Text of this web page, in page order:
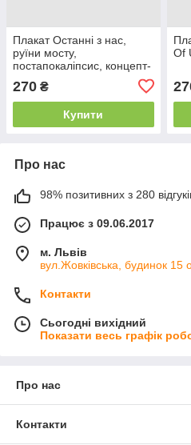
Плакат Останні з нас,
руїни мосту,
постапокаліпсис, концепт-
арт, Last Of Us, 43×60 см
270 ₴
Купити
Of
Про нас
98% позитивних з 280
Працює з 09.06.2017
м. Львів
вул.Жовківська, будинок 15
Контакти
Сьогодні вихідний
Показати весь графік
Про нас
Контакти